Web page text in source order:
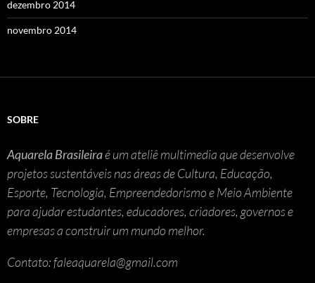
dezembro 2014
novembro 2014
SOBRE
Aquarela Brasileiraé um ateliê multimedia que desenvolve
projetos sustentáveis nas áreas de Cultura, Educação,
Esporte, Tecnologia, Empreendedorismo e Meio Ambiente
para ajudar estudantes, educadores, criadores, governos e
empresas a construir um mundo melhor.
Contato: faleaquarela@gmail.com